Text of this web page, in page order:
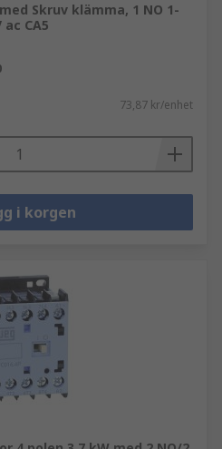
Skruv klämma, 1 NO 1-
CA5
73,87 kr/enhet
i korgen